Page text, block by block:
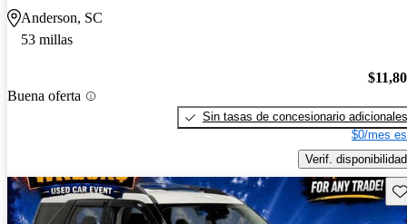
Anderson, SC
53 millas
Buena oferta
Sin tasas de concesionario adicionales
$0/mes
Verif. disponibilidad